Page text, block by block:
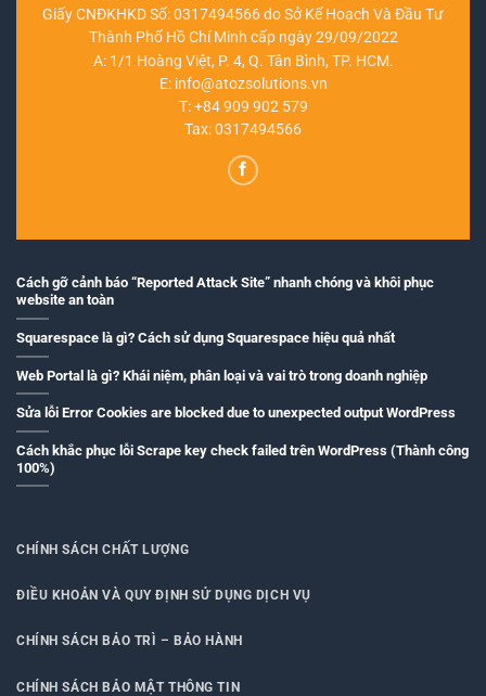
Giấy CNĐKHKD Số: 0317494566 do Sở Kế Hoạch Và Đầu Tư
Thành Phố Hồ Chí Minh cấp ngày 29/09/2022
A: 1/1 Hoàng Việt, P. 4, Q. Tân Bình, TP. HCM.
E: info@atozsolutions.vn
T:+84 909 902 579
Tax: 0317494566
Cách gỡ cảnh báo “Reported Attack Site” nhanh chóng và khôi phục
website an toàn
Squarespace là gì? Cách sử dụng Squarespace hiệu quả nhất
Web Portal là gì? Khái niệm, phân loại và vai trò trong doanh nghiệp
Sửa lỗi Error Cookies are blocked due to unexpected output WordPress
Cách khắc phục lỗi Scrape key check failed trên WordPress (Thành công
100%)
CHÍNH SÁCH CHẤT LƯỢNG
ĐIỀU KHOẢN VÀ QUY ĐỊNH SỬ DỤNG DỊCH VỤ
CHÍNH SÁCH BẢO TRÌ – BẢO HÀNH
CHÍNH SÁCH BẢO MẬT THÔNG TIN